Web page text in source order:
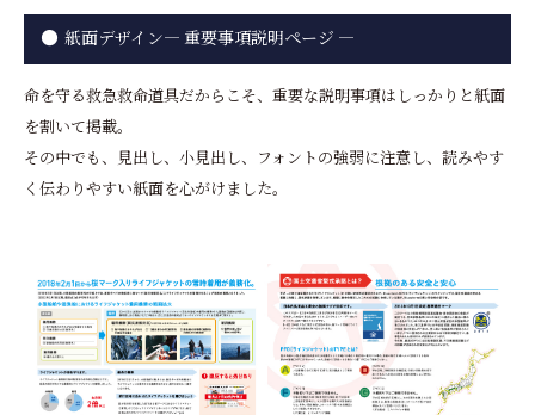
紙面デザイン― 重要事項説明ページ ―
命を守る救急救命道具だからこそ、重要な説明事項はしっかりと紙面
を割いて掲載。
その中でも、見出し、小見出し、フォントの強弱に注意し、読みやす
く伝わりやすい紙面を心がけました。